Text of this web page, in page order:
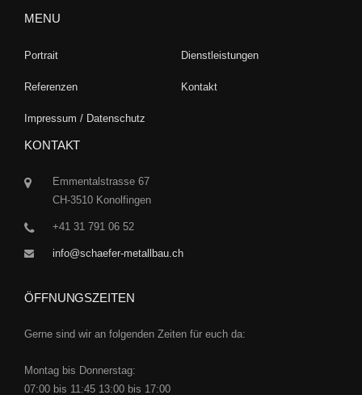
MENU
Portrait Dienstleistungen
Referenzen Kontakt
Impressum / Datenschutz
KONTAKT
Emmentalstrasse 67
CH-3510 Konolfingen
+41 31 791 06 52
info@schaefer-metallbau.ch
ÖFFNUNGSZEITEN
Gerne sind wir an folgenden Zeiten für euch da:
Montag bis Donnerstag:
07:00 bis 11:45 13:00 bis 17:00